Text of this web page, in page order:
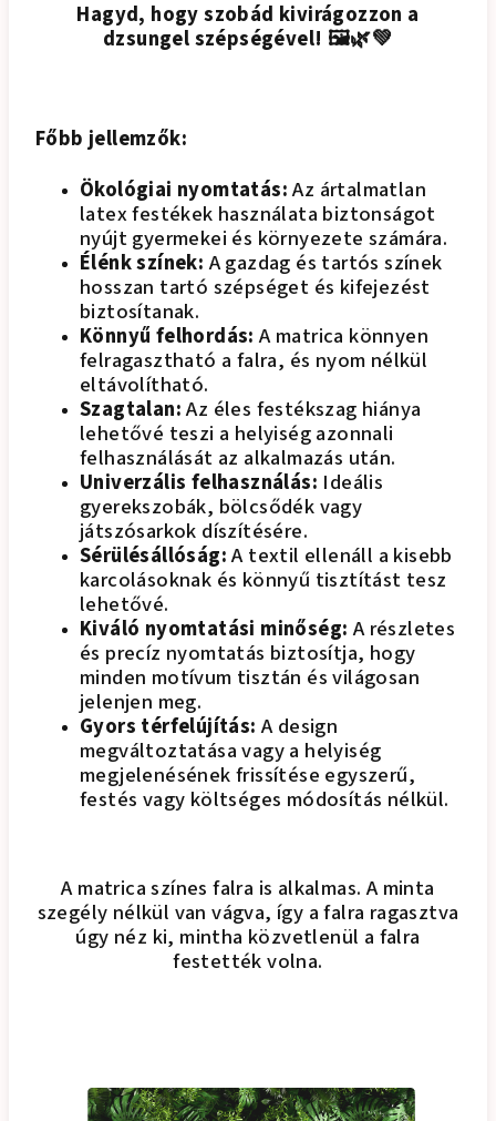
Hagyd, hogy szobád kivirágozzon a
dzsungel szépségével! 🖼️🌿💚
Főbb jellemzők:
Ökológiai nyomtatás:Az ártalmatlan
latex festékek használata biztonságot
nyújt gyermekei és környezete számára.
Élénk színek:A gazdag és tartós színek
hosszan tartó szépséget és kifejezést
biztosítanak.
Könnyű felhordás:A matrica könnyen
felragasztható a falra, és nyom nélkül
eltávolítható.
Szagtalan:Az éles festékszag hiánya
lehetővé teszi a helyiség azonnali
felhasználását az alkalmazás után.
Univerzális felhasználás: Ideális
gyerekszobák, bölcsődék vagy
játszósarkok díszítésére.
Sérülésállóság:A textil ellenáll a kisebb
karcolásoknak és könnyű tisztítást tesz
lehetővé.
Kiváló nyomtatási minőség:A részletes
és precíz nyomtatás biztosítja, hogy
minden motívum tisztán és világosan
jelenjen meg.
Gyors térfelújítás:A design
megváltoztatása vagy a helyiség
megjelenésének frissítése egyszerű,
festés vagy költséges módosítás nélkül.
A matrica színes falra is alkalmas. A minta
szegély nélkül van vágva, így a falra ragasztva
úgy néz ki, mintha közvetlenül a falra
festették volna.